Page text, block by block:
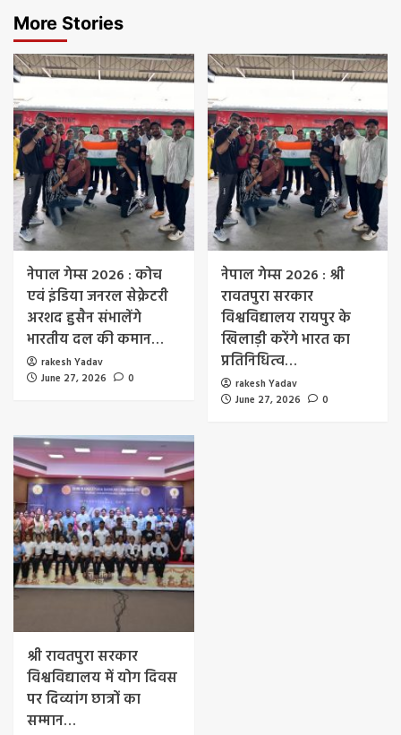
More Stories
नेपाल गेम्स 2026 : कोच
एवं इंडिया जनरल सेक्रेटरी
अरशद हुसैन संभालेंगे
भारतीय दल की कमान…
rakesh Yadav
June 27, 2026
0
नेपाल गेम्स 2026 : श्री
रावतपुरा सरकार
विश्वविद्यालय रायपुर के
खिलाड़ी करेंगे भारत का
प्रतिनिधित्व…
rakesh Yadav
June 27, 2026
0
श्री रावतपुरा सरकार
विश्वविद्यालय में योग दिवस
पर दिव्यांग छात्रों का
सम्मान…